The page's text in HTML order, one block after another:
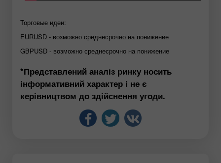
Торговые идеи:
EURUSD - возможно среднесрочно на понижение
GBPUSD - возможно среднесрочно на понижение
*Представлений аналіз ринку носить
інформативний характер і не є
керівництвом до здійснення угоди.